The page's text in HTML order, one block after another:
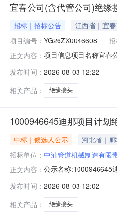
宜春公司(含代管公司)绝缘
招标｜招标公告 江西省｜宜
项目编号： YG26ZX0046608 招
正文内容： 项目信息项目名称宜春
（含代管公司）绝缘接
号：TZ
发布时间： 2026-08-03 12:22
相关产品：
绝缘接头
1000946645迪那项目计划
中标｜候选人公示 河北省｜
招标单位： 中油管道机械制造有限
正文内容： 公示名称:1000946645
3017:00:29中标候选人
发布时间： 2026-08-03 12:02
相关产品：
绝缘接头